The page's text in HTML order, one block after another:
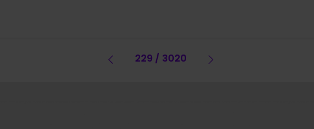
Vorheriges Fahrzeug
229 / 3020